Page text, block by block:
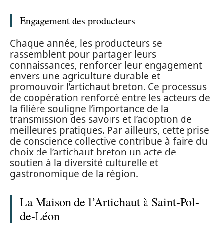
Engagement des producteurs
Chaque année, les producteurs se
rassemblent pour partager leurs
connaissances, renforcer leur engagement
envers une agriculture durable et
promouvoir l’artichaut breton. Ce processus
de coopération renforcé entre les acteurs de
la filière souligne l’importance de la
transmission des savoirs et l’adoption de
meilleures pratiques. Par ailleurs, cette prise
de conscience collective contribue à faire du
choix de l’artichaut breton un acte de
soutien à la diversité culturelle et
gastronomique de la région.
La Maison de l’Artichaut à Saint-Pol-
de-Léon